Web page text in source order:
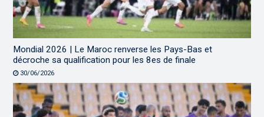
Mondial 2026 | Le Maroc renverse les Pays-Bas et
décroche sa qualification pour les 8es de finale
30/06/2026